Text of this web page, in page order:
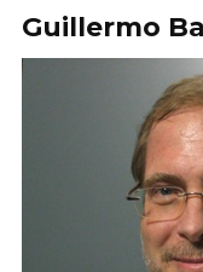
Guillermo